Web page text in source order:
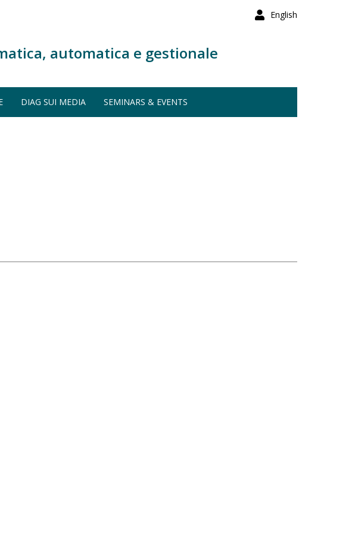
English
automatica e gestionale
DIAG SUI MEDIA SEMINARS & EVENTS